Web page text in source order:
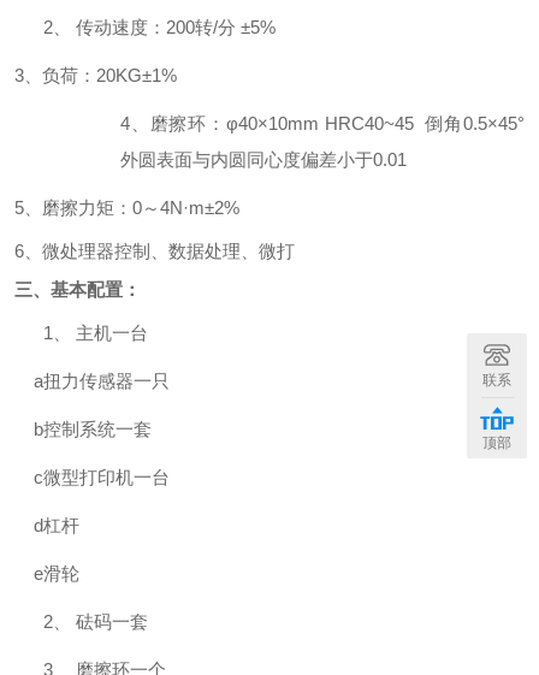
2、 传动速度： 200转/分 ±5%
3 、负荷： 20KG±1%
4 、磨擦环：φ40×10mm HRC40~45倒角0.5×45°
外圆表面与内圆同心度偏差小于0.01
5 、磨擦力矩： 0～4N·m±2%
6 、微处理器控制、数据处理、微打
三、基本配置：
1、 主机一台
a扭力传感器一只
b控制系统一套
c微型打印机一台
d杠杆
e滑轮
2、 砝码一套
3、 磨擦环一个
联系
顶部